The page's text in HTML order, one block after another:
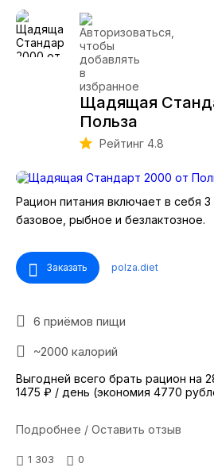
Щадящая
Польза
Рейтинг 4.8
Рацион питания включает в себя
базовое, рыбное и безлактозное.
Заказать polza.diet
6 приёмов пищи
~2000 калорий
Выгодней всего брать рацион на
1475 ₽ / день (экономия 4770
Подробнее / Оставить отзыв
1 303 0